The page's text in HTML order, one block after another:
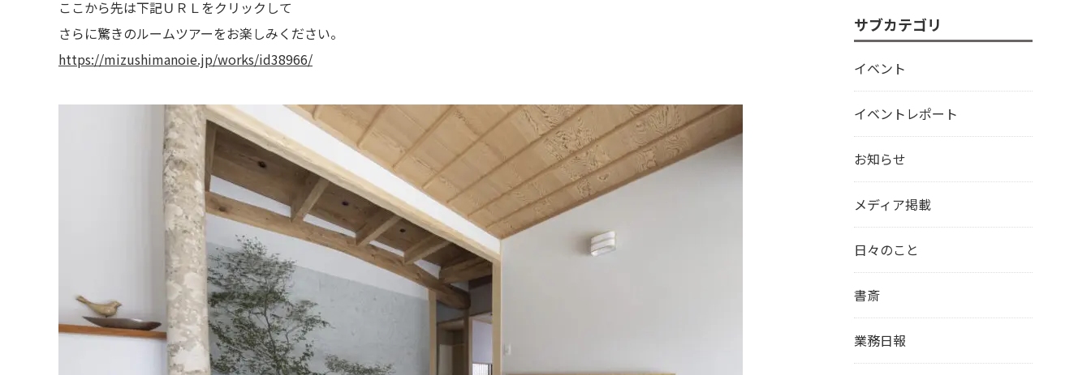
ここから先は下記ＵＲＬをクリックして
さらに驚きのルームツアーをお楽しみください。
https://mizushimanoie.jp/works/id38966/
サブカテゴリ
イベント
イベントレポート
お知らせ
メディア掲載
日々のこと
書斎
業務日報